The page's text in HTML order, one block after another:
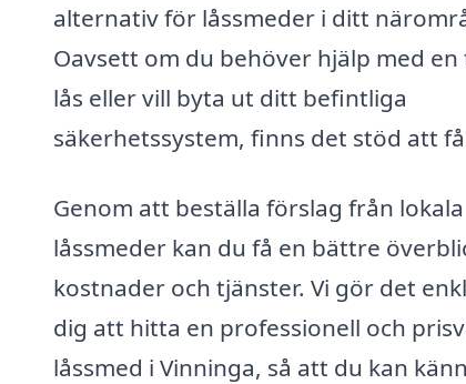
alternativ för låssmeder i ditt
Oavsett om du behöver hjälp med en
lås eller vill byta ut ditt befintliga
säkerhetssystem, finns det stöd att
Genom att beställa förslag från lokala
låssmeder kan du få en bättre
kostnader och tjänster. Vi gör det
dig att hitta en professionell och
låssmed i Vinninga, så att du kan